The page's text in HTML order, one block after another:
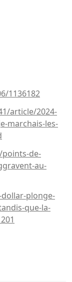
1136182
article/2024-
marchais-les-
de-
au-
plonge-
que-la-